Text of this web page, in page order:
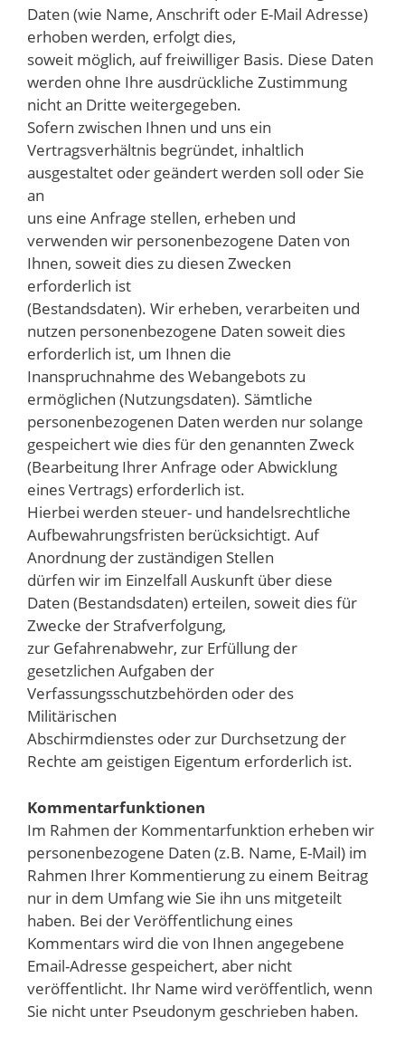
Daten (wie Name, Anschrift oder E-Mail Adresse)
erhoben werden, erfolgt dies,
soweit möglich, auf freiwilliger Basis. Diese Daten
werden ohne Ihre ausdrückliche Zustimmung
nicht an Dritte weitergegeben.
Sofern zwischen Ihnen und uns ein
Vertragsverhältnis begründet, inhaltlich
ausgestaltet oder geändert werden soll oder Sie
an
uns eine Anfrage stellen, erheben und
verwenden wir personenbezogene Daten von
Ihnen, soweit dies zu diesen Zwecken
erforderlich ist
(Bestandsdaten). Wir erheben, verarbeiten und
nutzen personenbezogene Daten soweit dies
erforderlich ist, um Ihnen die
Inanspruchnahme des Webangebots zu
ermöglichen (Nutzungsdaten). Sämtliche
personenbezogenen Daten werden nur solange
gespeichert wie dies für den genannten Zweck
(Bearbeitung Ihrer Anfrage oder Abwicklung
eines Vertrags) erforderlich ist.
Hierbei werden steuer- und handelsrechtliche
Aufbewahrungsfristen berücksichtigt. Auf
Anordnung der zuständigen Stellen
dürfen wir im Einzelfall Auskunft über diese
Daten (Bestandsdaten) erteilen, soweit dies für
Zwecke der Strafverfolgung,
zur Gefahrenabwehr, zur Erfüllung der
gesetzlichen Aufgaben der
Verfassungsschutzbehörden oder des
Militärischen
Abschirmdienstes oder zur Durchsetzung der
Rechte am geistigen Eigentum erforderlich ist.
Kommentarfunktionen
Im Rahmen der Kommentarfunktion erheben wir
personenbezogene Daten (z.B. Name, E-Mail) im
Rahmen Ihrer Kommentierung zu einem Beitrag
nur in dem Umfang wie Sie ihn uns mitgeteilt
haben. Bei der Veröffentlichung eines
Kommentars wird die von Ihnen angegebene
Email-Adresse gespeichert, aber nicht
veröffentlicht. Ihr Name wird veröffentlich, wenn
Sie nicht unter Pseudonym geschrieben haben.